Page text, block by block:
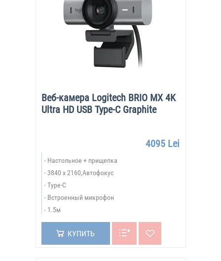
Веб-камера Logitech BRIO MX 4K
Ultra HD USB Type-C Graphite
4095 Lei
Настольное + прищепка
3840 x 2160,Автофокус
Type-C
Встроенный микрофон
1.5м
КУПИТЬ